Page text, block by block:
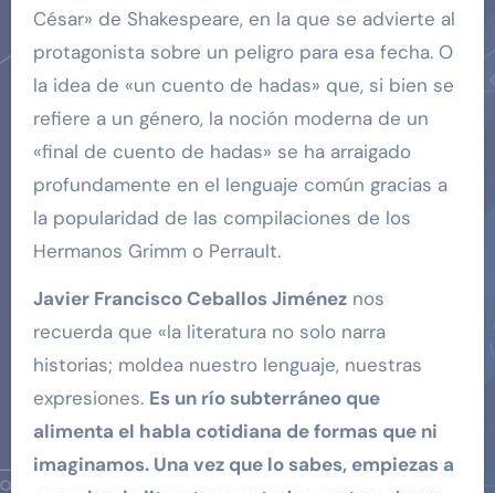
César» de Shakespeare, en la que se advierte al
protagonista sobre un peligro para esa fecha. O
la idea de «un cuento de hadas» que, si bien se
refiere a un género, la noción moderna de un
«final de cuento de hadas» se ha arraigado
profundamente en el lenguaje común gracias a
la popularidad de las compilaciones de los
Hermanos Grimm o Perrault.
Javier Francisco Ceballos Jiméneznos
recuerda que «la literatura no solo narra
historias; moldea nuestro lenguaje, nuestras
expresiones. Es un río subterráneo que
alimenta el habla cotidiana de formas que ni
imaginamos. Una vez que lo sabes, empiezas a